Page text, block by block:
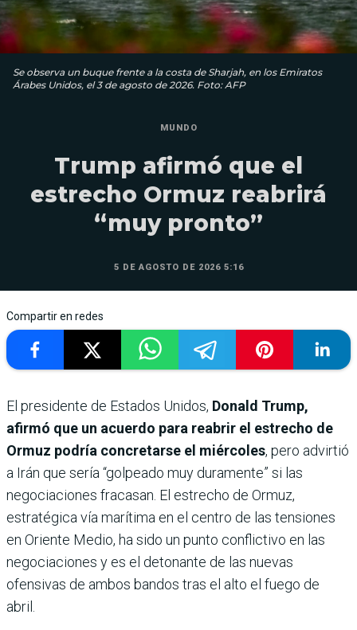
Se observa un buque frente a la costa de Sharjah, en los Emiratos
Árabes Unidos, el 3 de agosto de 2026. Foto: AFP
MUNDO
Trump afirmó que el
estrecho Ormuz reabrirá
“muy pronto”
5 DE AGOSTO DE 2026 5:16
Compartir en redes
El presidente de Estados Unidos, Donald Trump,
afirmó que un acuerdo para reabrir el estrecho de
Ormuz podría concretarse el miércoles, pero advirtió
a Irán que sería “golpeado muy duramente” si las
negociaciones fracasan. El estrecho de Ormuz,
estratégica vía marítima en el centro de las tensiones
en Oriente Medio, ha sido un punto conflictivo en las
negociaciones y es el detonante de las nuevas
ofensivas de ambos bandos tras el alto el fuego de
abril.